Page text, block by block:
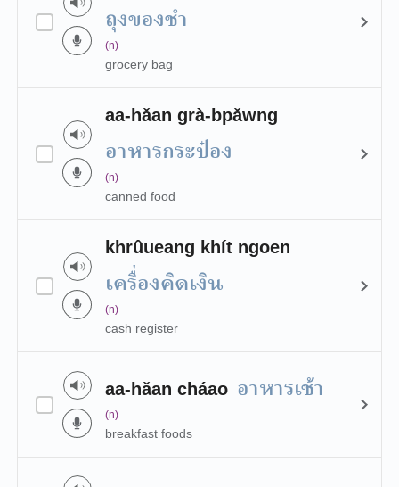
ถุงของชำ
(n)
grocery bag
aa-hǎan grà-bpǎwng
อาหารกระป๋อง
(n)
canned food
khrûueang khít ngoen
เครื่องคิดเงิน
(n)
cash register
aa-hǎan cháao อาหารเช้า
(n)
breakfast foods